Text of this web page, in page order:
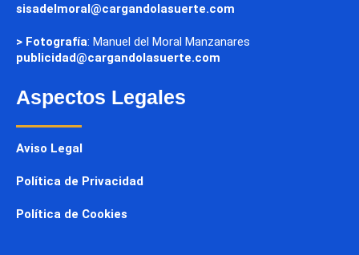
sisadelmoral@cargandolasuerte.com
> Fotografía: Manuel del Moral Manzanares
publicidad@cargandolasuerte.com
Aspectos Legales
Aviso Legal
Política de Privacidad
Política de Cookies